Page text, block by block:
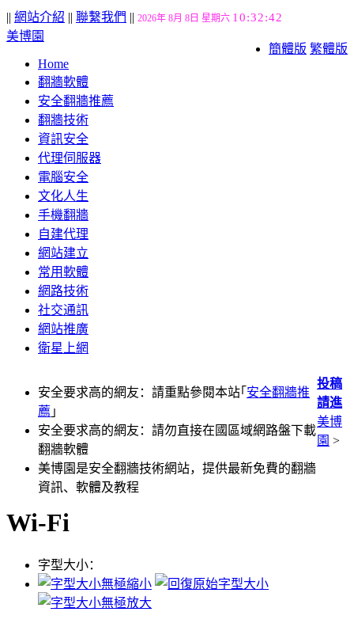
|| 網站介紹 || 聯繫我們 || 2026年 8月 8日 星期六 10:32:43
簡體版 繁體版
美博園
Home
翻牆軟體
安全翻牆推薦
翻牆技術
資訊安全
代理伺服器
電腦安全
文化人生
手機翻牆
自建代理
網站建立
常用軟體
網路技術
社交通訊
網站推廣
衛星上網
安全要求高的網友：請重點參閱本站｢ 安全翻牆推
薦 ｣
安全要求高的網友：請勿直接在國區域網路盤下載
翻牆軟體
美博園是安全翻牆技術網站，提供最新免費的翻牆
資訊、軟體及教程
投稿
請進
美博
園 >
Wi-Fi
字型大小：